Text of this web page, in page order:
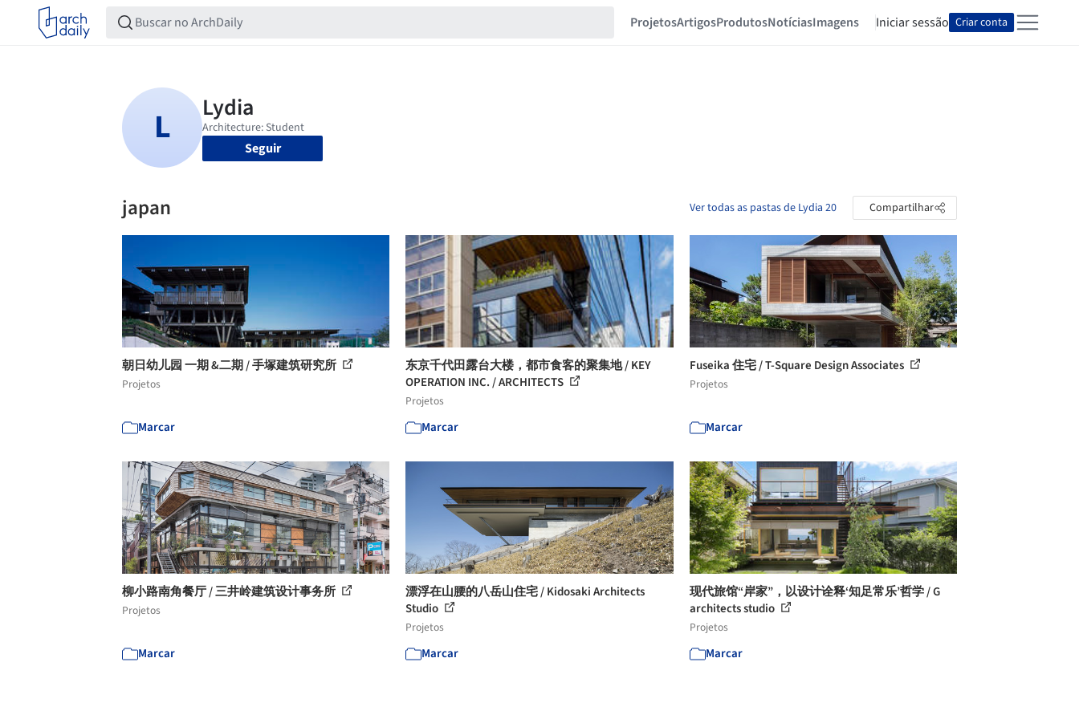
ProjetosArtigosProdutosNotíciasImagens Iniciar sessão Criar conta
Seguir
japan Ver todas as pastas de Lydia 20 Compartilhar
朝日幼儿园 一期 &二期 / 手塚建筑研究所
Projetos
Marcar
东京千代田露台大楼，都市食客的聚集地 / KEY
OPERATION INC. / ARCHITECTS
Projetos
Marcar
Fuseika 住宅 / T-Square Design Associates
Projetos
Marcar
柳小路南角餐厅 / 三井岭建筑设计事务所
Projetos
Marcar
漂浮在山腰的八岳山住宅 / Kidosaki Architects
Studio
Projetos
Marcar
现代旅馆“岸家”，以设计诠释‘知足常乐’哲学 / G
architects studio
Projetos
Marcar